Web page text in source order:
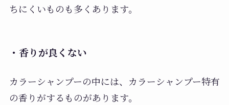
ちにくいものも多くあります。
・香りが良くない
カラーシャンプーの中には、カラーシャンプー特有
の香りがするものがあります。